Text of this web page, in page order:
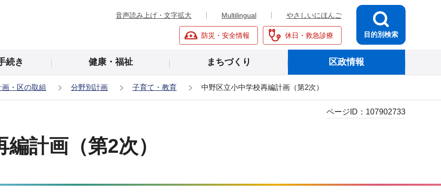
音声読み上げ・文字拡大 Multilingual やさしいにほんご
防災・安全情報 休日・救急診療 目的別検索
続き 健康・福祉 まちづくり 区政情報
・区の取組 分野別計画 子育て・教育 中野区立小中学校再編計画（第2次）
計画（第2次）
ページID： 107902733